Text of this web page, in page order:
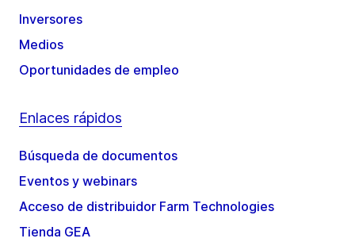
Inversores
Medios
Oportunidades de empleo
Enlaces rápidos
Búsqueda de documentos
Eventos y webinars
Acceso de distribuidor Farm Technologies
Tienda GEA